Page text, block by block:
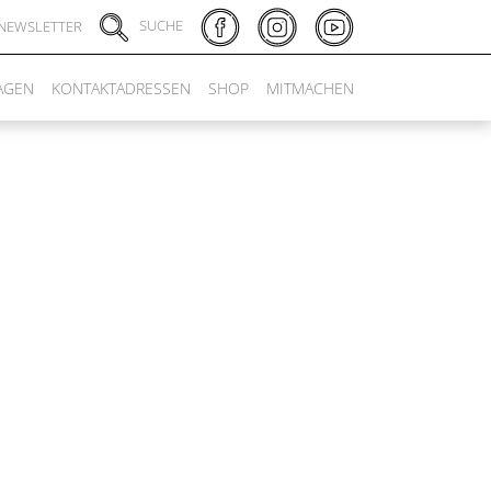
SUCHE
KONTAKTADRESSEN SHOP MITMACHEN